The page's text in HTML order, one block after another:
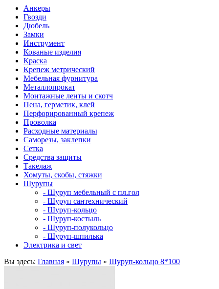
Анкеры
Гвозди
Дюбель
Замки
Инструмент
Кованые изделия
Краска
Крепеж метрический
Мебельная фурнитура
Металлопрокат
Монтажные ленты и скотч
Пена, герметик, клей
Перфорированный крепеж
Проволка
Расходные материалы
Саморезы, заклепки
Сетка
Средства защиты
Такелаж
Хомуты, скобы, стяжки
Шурупы
- Шуруп мебельный с пл.гол
- Шуруп сантехнический
- Шуруп-кольцо
- Шуруп-костыль
- Шуруп-полукольцо
- Шуруп-шпилька
Электрика и свет
Вы здесь: Главная » Шурупы » Шуруп-кольцо 8*100